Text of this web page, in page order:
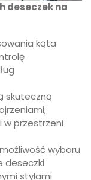
deseczek na
kąta
skuteczną
w przestrzeni
wyboru
deseczki
stylami